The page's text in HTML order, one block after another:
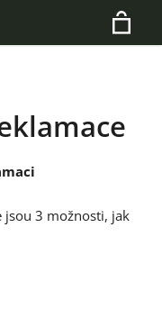
Hledat
jsou 3 možnosti, jak